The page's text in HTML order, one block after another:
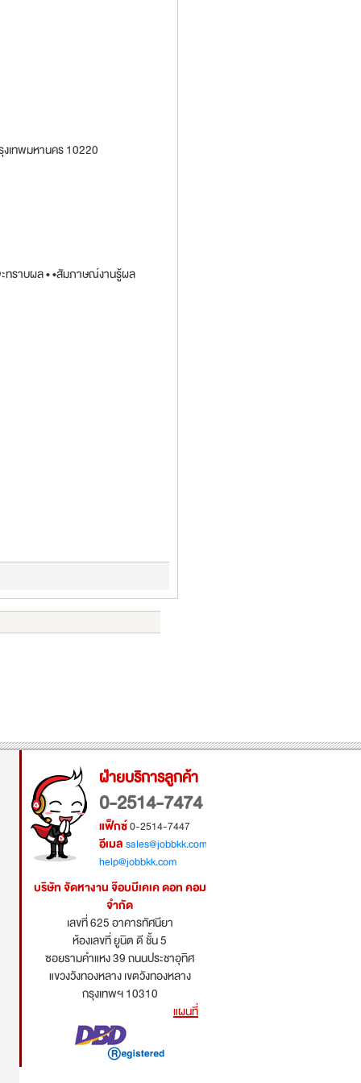
งเทพมหานคร 10220
ทราบผล • •สัมภาษณ์งานรู้ผล
ฝ่ายบริการลูกค้า
0-2514-7474
แฟ็กซ์0-2514-7447
อีเมลsales@jobbkk.com
help@jobbkk.com
บริษัท จัดหางาน จ๊อบบีเคเค ดอท คอม
จำกัด
เลขที่ 625 อาคารทัศนียา
ห้องเลขที่ ยูนิต ดี ชั้น 5
ซอยรามคำแหง 39 ถนนประชาอุทิศ
แขวงวังทองหลาง เขตวังทองหลาง
กรุงเทพฯ 10310
แผนที่